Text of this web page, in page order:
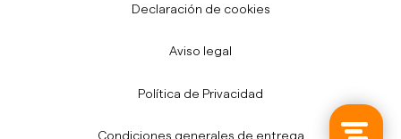
Declaración de cookies
Aviso legal
Política de Privacidad
Condiciones generales de entrega